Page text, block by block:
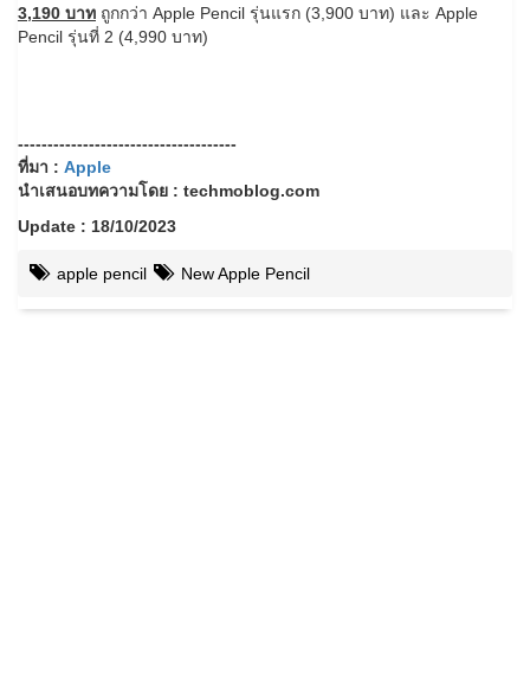
3,190 บาท ถูกกว่า Apple Pencil รุ่นแรก (3,900 บาท) และ Apple
Pencil รุ่นที่ 2 (4,990 บาท)
-------------------------------------
ที่มา : Apple
นำเสนอบทความโดย : techmoblog.com
Update : 18/10/2023
apple pencil New Apple Pencil